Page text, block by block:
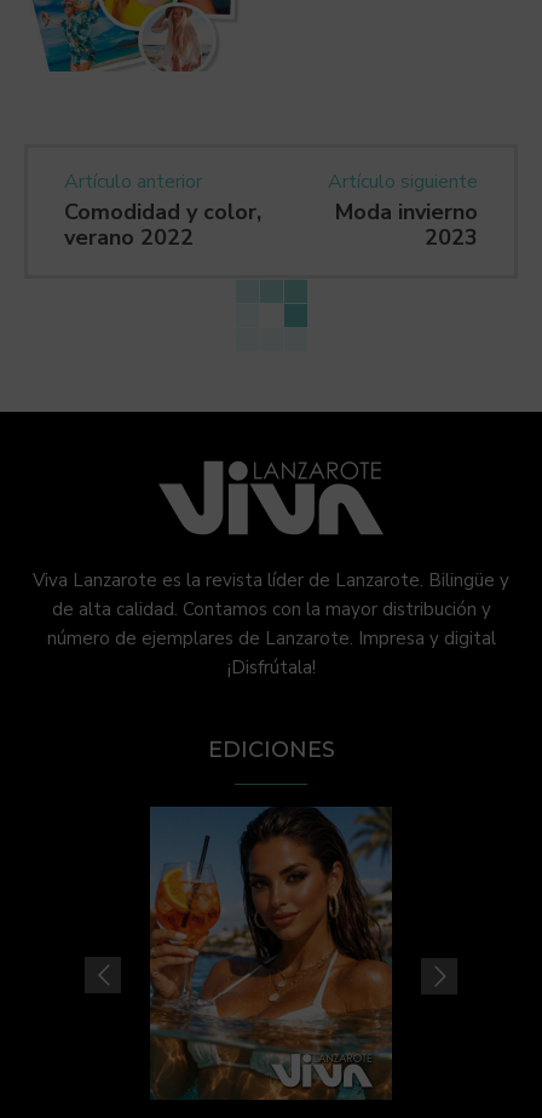
Artículo anterior
Comodidad y color,
verano 2022
Artículo siguiente
Moda invierno
2023
Viva Lanzarote es la revista líder de Lanzarote. Bilingüe y
de alta calidad. Contamos con la mayor distribución y
número de ejemplares de Lanzarote. Impresa y digital
¡Disfrútala!
EDICIONES